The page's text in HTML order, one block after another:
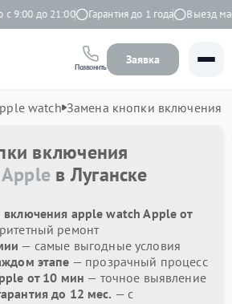
до 21:00 Гарантия до 1 года Выезд
Позвонить
Заявка
watch Замена кнопки включения
включения
Apple в Луганске
apple watch Apple от
ремонт
— самые выгодные условия
этапе — прозрачный процесс
от 10 мин — точное выявление
до 12 мес. — с